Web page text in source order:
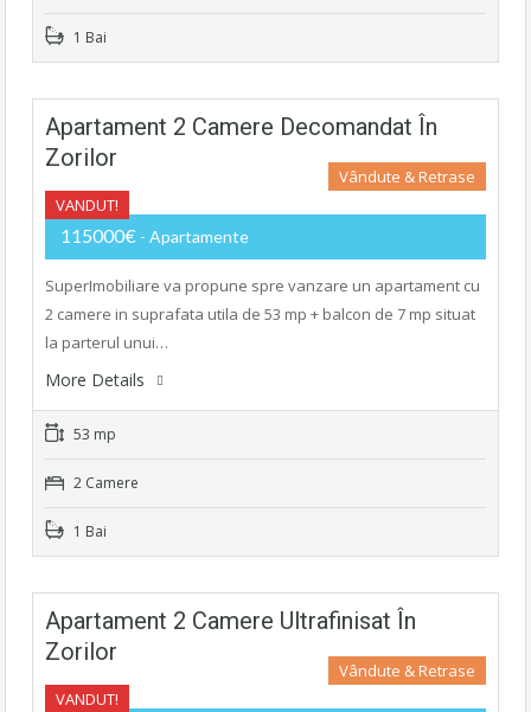
1 Bai
Apartament 2 Camere Decomandat În
Zorilor
VANDUT!
Vândute & Retrase
115000€ - Apartamente
SuperImobiliare va propune spre vanzare un apartament cu
2 camere in suprafata utila de 53 mp + balcon de 7 mp situat
la parterul unui…
More Details
53 mp
2 Camere
1 Bai
Apartament 2 Camere Ultrafinisat În
Zorilor
VANDUT!
Vândute & Retrase